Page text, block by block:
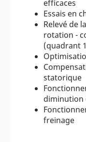
efficaces
Essais en
Relevé de
rotation -
(quadrant
statorique
diminution
freinage